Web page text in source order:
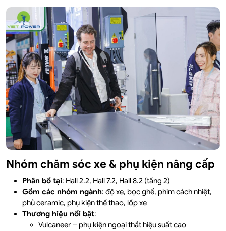
Nhóm chăm sóc xe & phụ kiện nâng cấp
Phân bố tại: Hall 2.2, Hall 7.2, Hall 8.2 (tầng 2)
Gồm các nhóm ngành: độ xe, bọc ghế, phim cách nhiệt,
phủ ceramic, phụ kiện thể thao, lốp xe
Thương hiệu nổi bật:
Vulcaneer – phụ kiện ngoại thất hiệu suất cao